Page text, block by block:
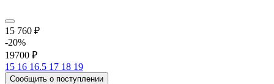
15 760 ₽
-20%
19700 ₽
15 16 16.5 17 18 19
Сообщить о поступлении